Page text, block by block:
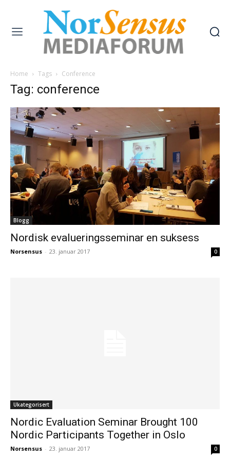
Home Tags Conference
Tag: conference
Blogg
Nordisk evalueringsseminar en suksess
Norsensus - 23. januar 2017 0
Ukategorisert
Nordic Evaluation Seminar Brought 100
Nordic Participants Together in Oslo
Norsensus - 23. januar 2017 0